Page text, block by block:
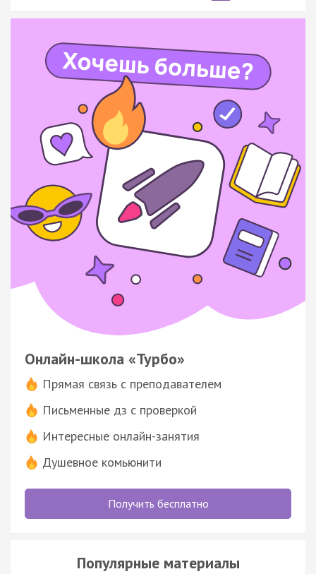
Онлайн-школа «Турбо»
Прямая связь с преподавателем
Письменные дз с проверкой
Интересные онлайн-занятия
Душевное комьюнити
Получить бесплатно
Популярные материалы